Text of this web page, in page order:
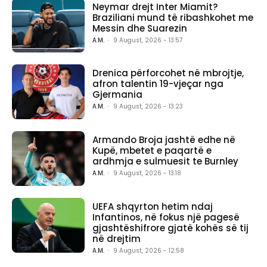
Neymar drejt Inter Miamit?
Braziliani mund të ribashkohet me
Messin dhe Suarezin
A.M. - 9 August, 2026 - 13:57
Drenica përforcohet në mbrojtje,
afron talentin 19-vjeçar nga
Gjermania
A.M. - 9 August, 2026 - 13:23
Armando Broja jashtë edhe në
Kupë, mbetet e paqartë e
ardhmja e sulmuesit te Burnley
A.M. - 9 August, 2026 - 13:18
UEFA shqyrton hetim ndaj
Infantinos, në fokus një pagesë
gjashtëshifrore gjatë kohës së tij
në drejtim
A.M. - 9 August, 2026 - 12:58